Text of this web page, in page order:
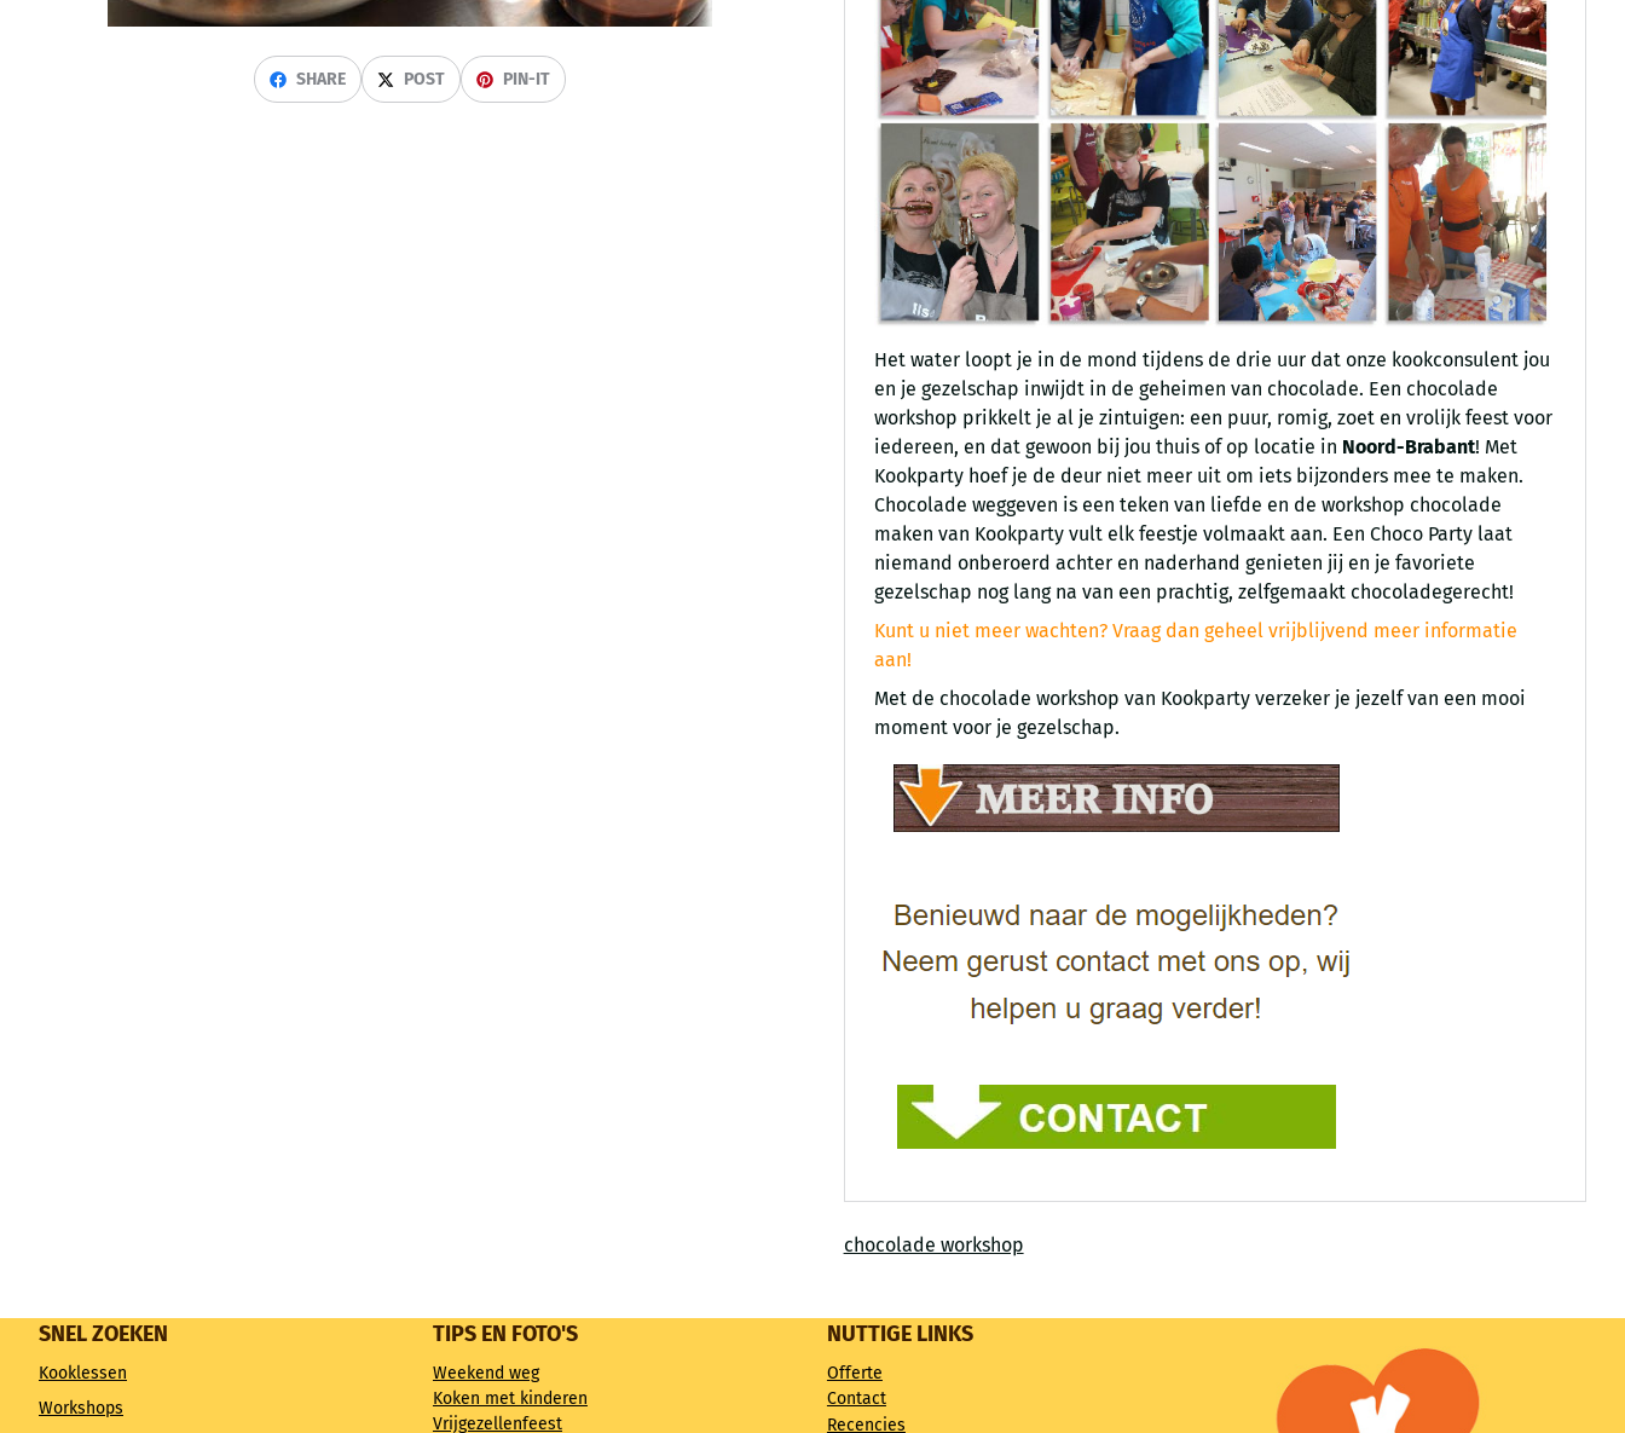
SHARE POST PIN-IT
Het water loopt je in de mond tijdens de drie uur dat onze kookconsulent jou
en je gezelschap inwijdt in de geheimen van chocolade. Een chocolade
workshop prikkelt je al je zintuigen: een puur, romig, zoet en vrolijk feest voor
iedereen, en dat gewoon bij jou thuis of op locatie in Noord-Brabant! Met
Kookparty hoef je de deur niet meer uit om iets bijzonders mee te maken.
Chocolade weggeven is een teken van liefde en de workshop chocolade
maken van Kookparty vult elk feestje volmaakt aan. Een Choco Party laat
niemand onberoerd achter en naderhand genieten jij en je favoriete
gezelschap nog lang na van een prachtig, zelfgemaakt chocoladegerecht!
Kunt u niet meer wachten? Vraag dan geheel vrijblijvend meer informatie
aan!
Met de chocolade workshop van Kookparty verzeker je jezelf van een mooi
moment voor je gezelschap.
chocolade workshop
SNEL ZOEKEN
Kooklessen
Workshops
TIPS EN FOTO'S
Weekend weg
Koken met kinderen
Vrijgezellenfeest
NUTTIGE LINKS
Offerte
Contact
Recencies